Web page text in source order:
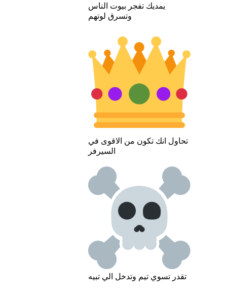
يمديك تفجر بيوت الناس
وتسرق لوتهم
تحاول انك تكون من الاقوى في
السيرفر
تقدر تسوي تيم وتدخل الي تبيه